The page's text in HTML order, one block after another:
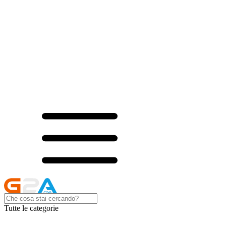
Tutte le categorie